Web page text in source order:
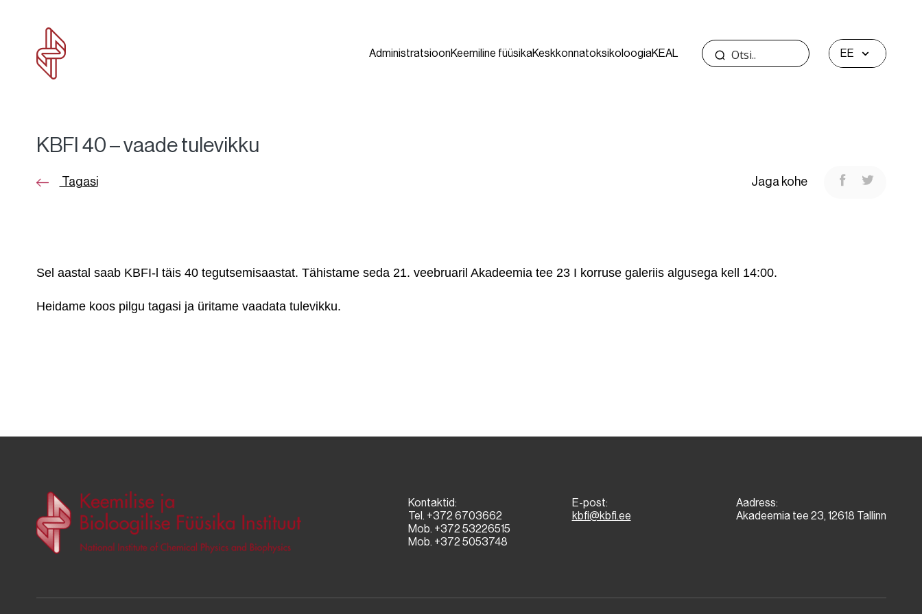
AdministratsioonKeemiline füüsikaKeskkonnatoksikoloogiaKEAL EE
KBFI 40 – vaade tulevikku
Tagasi Jaga kohe
Sel aastal saab KBFI-l täis 40 tegutsemisaastat. Tähistame seda 21. veebruaril Akadeemia tee 23 I korruse galeriis algusega kell 14:00.
Heidame koos pilgu tagasi ja üritame vaadata tulevikku.
Kontaktid:
Tel. +372 6703662
Mob. +372 53226515
Mob. +372 5053748
E-post:
kbfi@kbfi.ee
Aadress:
Akadeemia tee 23, 12618 Tallinn